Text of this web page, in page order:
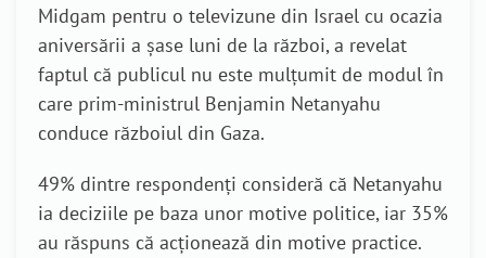
Midgam pentru o televizune din Israel cu ocazia
aniversării a șase luni de la război, a revelat
faptul că publicul nu este mulțumit de modul în
care prim-ministrul Benjamin Netanyahu
conduce războiul din Gaza.
49% dintre respondenți consideră că Netanyahu
ia deciziile pe baza unor motive politice, iar 35%
au răspuns că acționează din motive practice.